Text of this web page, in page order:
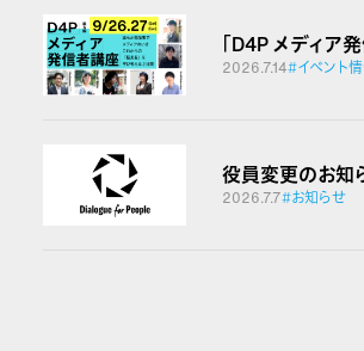
「D4P メディア
2026.7.14#イベント
役員変更のお知
2026.7.7#お知らせ